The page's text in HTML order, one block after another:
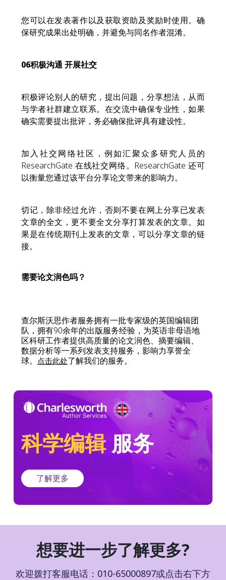
您可以在发表著作以及获取资助及奖励时使用。确
保研究成果出处明确，并避免与同名作者混淆。
06积极沟通 开展社交
积极评论别人的研究，提出问题，分享想法，从而
与学者社群建立联系。在交流中确保专业性，如果
确实需要提出批评，务必确保批评具有建设性。
加入社交网络社区，例如汇聚众多研究人员的
ResearchGate 在线社交网络。ResearchGate 还可
以衡量您通过该平台分享论文带来的影响力。
切记，除非经过允许，否则不要在网上分享已发表
文章的全文，更不要全文分享打算发表的文章。如
果是在传统期刊上发表的文章，可以分享文章的链
接。
需要论文润色吗？
查尔斯沃思作者服务拥有一批专家级的英国编辑团
队，拥有90余年的出版服务经验，为英语非母语地
区科研工作者提供高质量的论文润色、摘要编辑、
数据分析等一系列发表支持服务，影响力享誉全
球。
点击此处了解我们的服务。
科学编辑 服务
了解更多
想要进一步了解更多?
欢迎拨打客服电话：010-65000897或点击右下方